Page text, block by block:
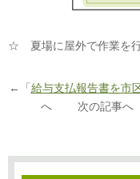
☆ 夏場に屋外で作業を行
←「 給与支払報告書を市
へ 次の記事へ「